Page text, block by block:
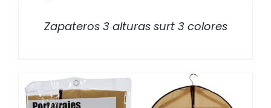
Zapateros 3 alturas surt 3 colores